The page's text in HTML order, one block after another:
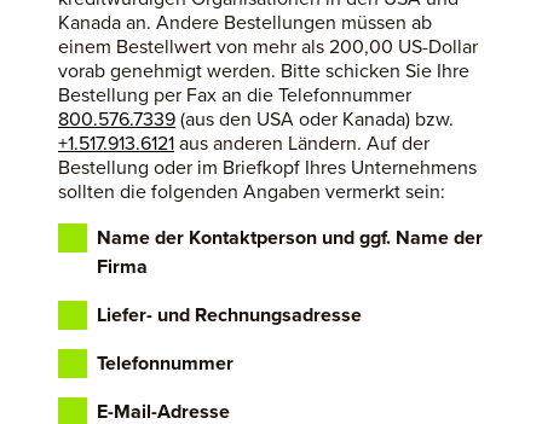
Kanada an. Andere Bestellungen müssen ab
einem Bestellwert von mehr als 200,00 US-Dollar
vorab genehmigt werden. Bitte schicken Sie Ihre
Bestellung per Fax an die Telefonnummer
800.576.7339 (aus den USA oder Kanada) bzw.
+1.517.913.6121 aus anderen Ländern. Auf der
Bestellung oder im Briefkopf Ihres Unternehmens
sollten die folgenden Angaben vermerkt sein:
Name der Kontaktperson und ggf. Name der
Firma
Liefer- und Rechnungsadresse
Telefonnummer
E-Mail-Adresse